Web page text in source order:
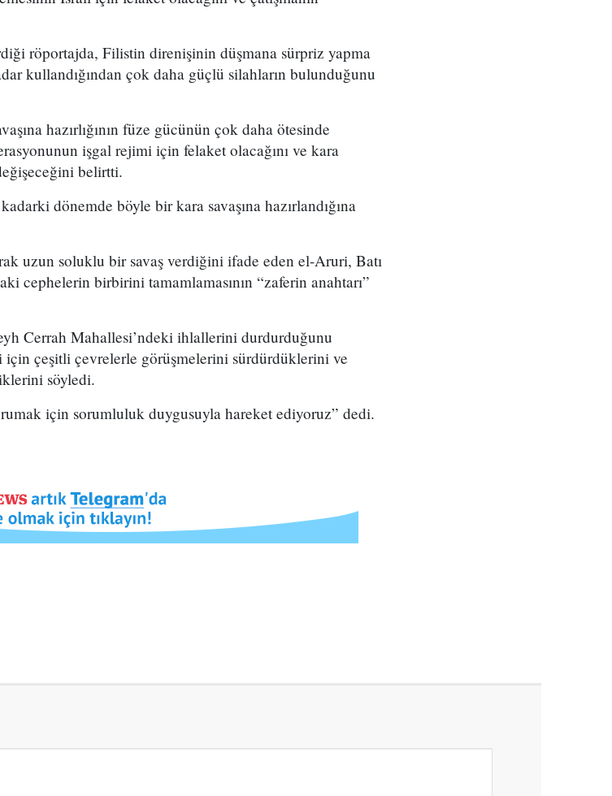
röportajda, Filistin direnişinin düşmana sürpriz yapma
kullandığından çok daha güçlü silahların bulunduğunu
hazırlığının füze gücünün çok daha ötesinde
işgal rejimi için felaket olacağını ve kara
belirtti.
dönemde böyle bir kara savaşına hazırlandığına
uzun soluklu bir savaş verdiğini ifade eden el-Aruri, Batı
cephelerin birbirini tamamlamasının “zaferin anahtarı”
Cerrah Mahallesi’ndeki ihlallerini durdurduğunu
çeşitli çevrelerle görüşmelerini sürdürdüklerini ve
söyledi.
için sorumluluk duygusuyla hareket ediyoruz” dedi.